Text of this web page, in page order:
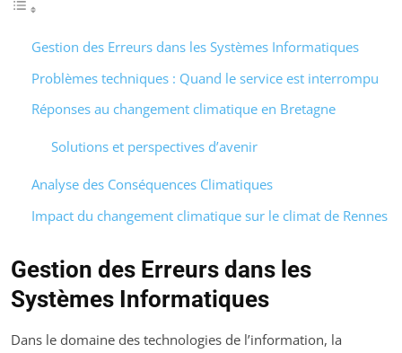
Gestion des Erreurs dans les Systèmes Informatiques
Problèmes techniques : Quand le service est interrompu
Réponses au changement climatique en Bretagne
Solutions et perspectives d’avenir
Analyse des Conséquences Climatiques
Impact du changement climatique sur le climat de Rennes
Gestion des Erreurs dans les
Systèmes Informatiques
Dans le domaine des technologies de l’information, la